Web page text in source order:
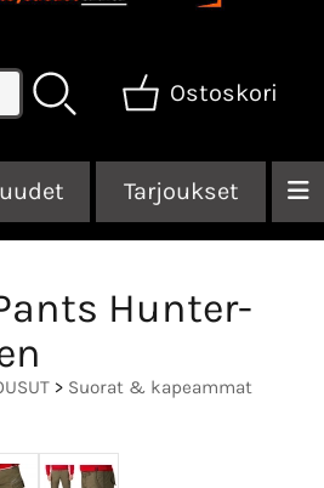
Ostoskori
Tarjoukset
Hunter-
> Suorat & kapeammat